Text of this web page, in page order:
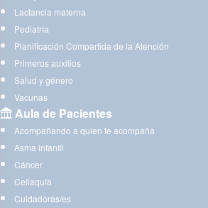
Lactancia materna
Pediatría
Planificación Compartida de la Atención
Primeros auxilios
Salud y género
Vacunas
Aula de Pacientes
Acompañando a quien te acompaña
Asma infantil
Cáncer
Celiaquía
Cuidadoras/es